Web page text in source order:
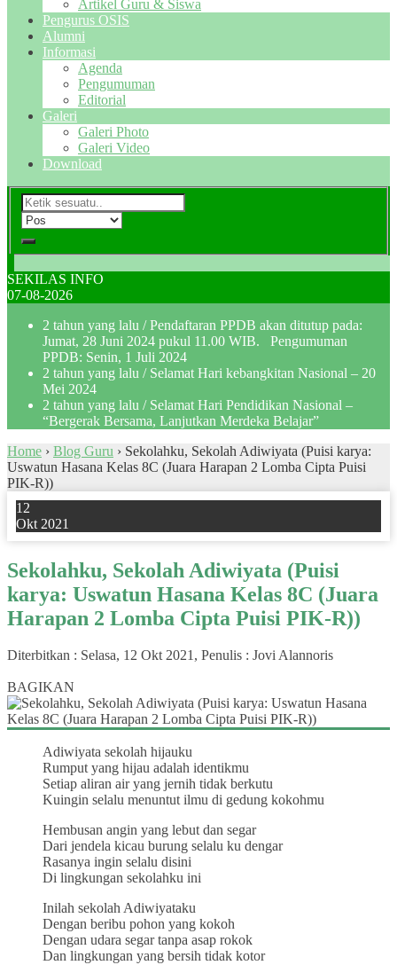
Artikel Guru & Siswa
Pengurus OSIS
Alumni
Informasi
Agenda
Pengumuman
Editorial
Galeri
Galeri Photo
Galeri Video
Download
SEKILAS INFO
07-08-2026
2 tahun yang lalu / Pendaftaran PPDB akan ditutup pada:
Jumat, 28 Juni 2024 pukul 11.00 WIB. Pengumuman
PPDB: Senin, 1 Juli 2024
2 tahun yang lalu / Selamat Hari kebangkitan Nasional – 20
Mei 2024
2 tahun yang lalu / Selamat Hari Pendidikan Nasional –
“Bergerak Bersama, Lanjutkan Merdeka Belajar”
Home › Blog Guru › Sekolahku, Sekolah Adiwiyata (Puisi karya:
Uswatun Hasana Kelas 8C (Juara Harapan 2 Lomba Cipta Puisi
PIK-R))
12
Okt 2021
Sekolahku, Sekolah Adiwiyata (Puisi
karya: Uswatun Hasana Kelas 8C (Juara
Harapan 2 Lomba Cipta Puisi PIK-R))
Diterbitkan : Selasa, 12 Okt 2021, Penulis : Jovi Alannoris
BAGIKAN
Adiwiyata sekolah hijauku
Rumput yang hijau adalah identikmu
Setiap aliran air yang jernih tidak berkutu
Kuingin selalu menuntut ilmu di gedung kokohmu
Hembusan angin yang lebut dan segar
Dari jendela kicau burung selalu ku dengar
Rasanya ingin selalu disini
Di lingkungan sekolahku ini
Inilah sekolah Adiwiyataku
Dengan beribu pohon yang kokoh
Dengan udara segar tanpa asap rokok
Dan lingkungan yang bersih tidak kotor